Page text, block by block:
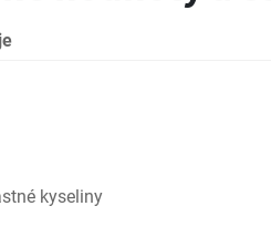
kyseliny